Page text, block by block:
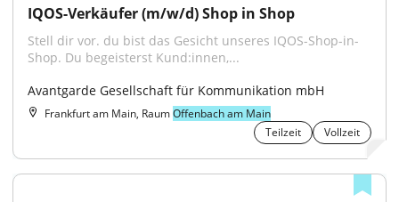
IQOS-Verkäufer (m/w/d) Shop in Shop
Stell dir vor. du bist das Gesicht unseres IQOS-Shop-in-
Shop. Du begeisterst Kund:innen,...
Avantgarde Gesellschaft für Kommunikation mbH
Frankfurt am Main, RaumOffenbach am Main
Teilzeit
Vollzeit